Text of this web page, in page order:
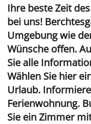
Ihre beste Zeit
bei uns!
Umgebung wie
Wünsche offen.
Sie alle
Wählen Sie hier
Urlaub.
Ferienwohnung.
Sie ein Zimmer